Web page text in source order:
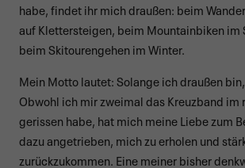
habe, findet ihr mich draußen: beim
auf Klettersteigen, beim Mountainbiken im
beim Skitourengehen im Winter.
Mein Motto lautet: Solange ich draußen
Obwohl ich mir zweimal das Kreuzband im
gerissen habe, hat mich meine Liebe zum
dazu angetrieben, mich zu erholen und
zurückzukommen. Eine meiner bisher